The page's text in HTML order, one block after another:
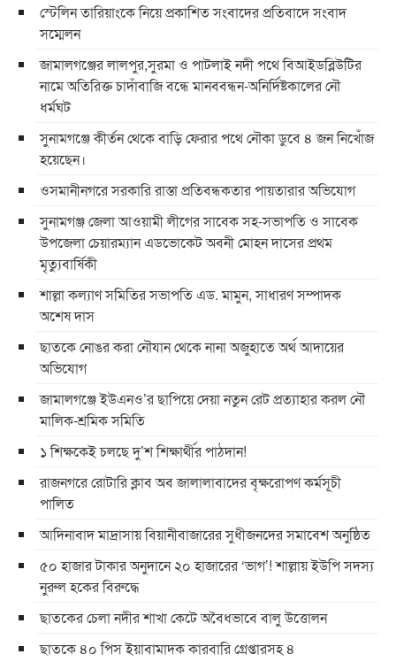
স্টেলিন তারিয়াংকে নিয়ে প্রকাশিত সংবাদের প্রতিবাদে সংবাদ
সম্মেলন
জামালগঞ্জের লালপুর,সুরমা ও পাটলাই নদী পথে বিআইডব্লিউটির
নামে অতিরিক্ত চাদাঁবাজি বন্ধে মানববন্ধন-অনির্দিষ্টকালের নৌ
ধর্মঘট
সুনামগঞ্জে কীর্তন থেকে বাড়ি ফেরার পথে নৌকা ডুবে ৪ জন নিখোঁজ
হয়েছেন।
ওসমানীনগরে সরকারি রাস্তা প্রতিবন্ধকতার পায়তারার অভিযোগ
সুনামগঞ্জ জেলা আওয়ামী লীগের সাবেক সহ-সভাপতি ও সাবেক
উপজেলা চেয়ারম্যান এডভোকেট অবনী মোহন দাসের প্রথম
মৃত্যুবার্ষিকী
শাল্লা কল্যাণ সমিতির সভাপতি এড. মামুন, সাধারণ সম্পাদক
অশেষ দাস
ছাতকে নোঙর করা নৌযান থেকে নানা অজুহাতে অর্থ আদায়ের
অভিযোগ
জামালগঞ্জে ইউএনও’র ছাপিয়ে দেয়া নতুন রেট প্রত্যাহার করল নৌ
মালিক-শ্রমিক সমিতি
১ শিক্ষকেই চলছে দু’শ শিক্ষার্থীর পাঠদান!
রাজনগরে রোটারি ক্লাব অব জালালাবাদের বৃক্ষরোপণ কর্মসূচী
পালিত
আদিনাবাদ মাদ্রাসায় বিয়ানীবাজারের সুধীজনদের সমাবেশ অনুষ্ঠিত
৫০ হাজার টাকার অনুদানে ২০ হাজারের ‘ভাগ’! শাল্লায় ইউপি সদস্য
নুরুল হকের বিরুদ্ধে
ছাতকের চেলা নদীর শাখা কেটে অবৈধভাবে বালু উত্তোলন
ছাতকে ৪০ পিস ইয়াবামাদক কারবারি গ্রেপ্তারসহ ৪